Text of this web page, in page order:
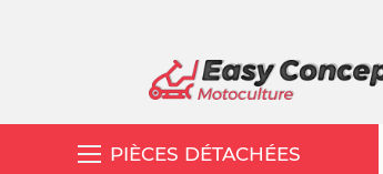
PIÈCES DÉTACHÉES